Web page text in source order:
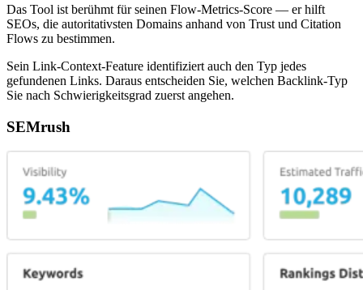
Das Tool ist berühmt für seinen Flow-Metrics-Score — er hilft
SEOs, die autoritativsten Domains anhand von Trust und Citation
Flows zu bestimmen.
Sein Link-Context-Feature identifiziert auch den Typ jedes
gefundenen Links. Daraus entscheiden Sie, welchen Backlink-Typ
Sie nach Schwierigkeitsgrad zuerst angehen.
SEMrush